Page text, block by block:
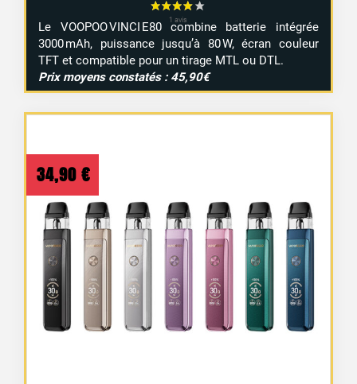
Le VOOPOO VINCI E80 combine batterie intégrée
3000 mAh, puissance jusqu’à 80 W, écran couleur
TFT et compatible pour un tirage MTL ou DTL.
Prix moyens constatés : 45,90€
34,90 €